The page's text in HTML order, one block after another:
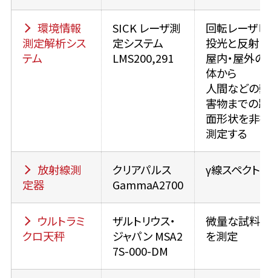
環境情報
測定解析シス
テム
SICK レーザ測
定システム
LMS200,291
回転レーザビ
投光と反射に
屋内・屋外の
体から
人間などの
害物までの
面形状を非
測定する
放射線測
定器
クリアパルス
GammaA2700
γ線スペクト
ウルトラミ
クロ天秤
ザルトリウス・
ジャパン MSA2
7S-000-DM
微量な試料
を測定